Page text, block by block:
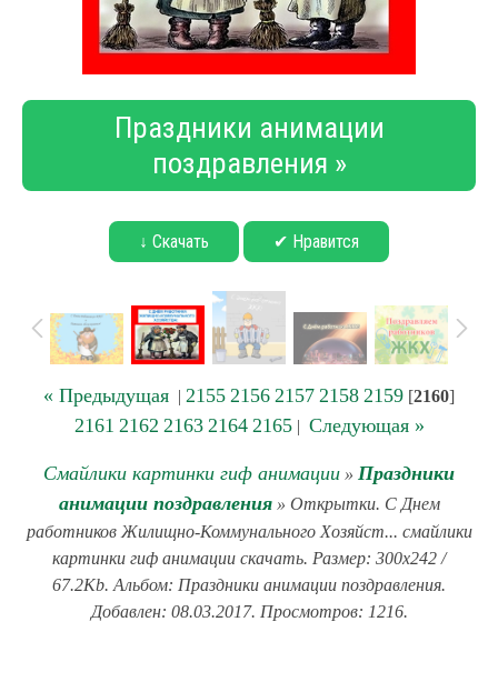
Праздники анимации
поздравления »
↓ Скачать ✔ Нравится
« Предыдущая | 2155 2156 2157 2158 2159 [2160]
2161 2162 2163 2164 2165| Следующая »
Смайлики картинки гиф анимации » Праздники
анимации поздравления» Открытки. С Днем
работников Жилищно-Коммунального Хозяйст... смайлики
картинки гиф анимации скачать. Размер: 300x242 /
67.2Kb. Альбом: Праздники анимации поздравления.
Добавлен: 08.03.2017. Просмотров: 1216.